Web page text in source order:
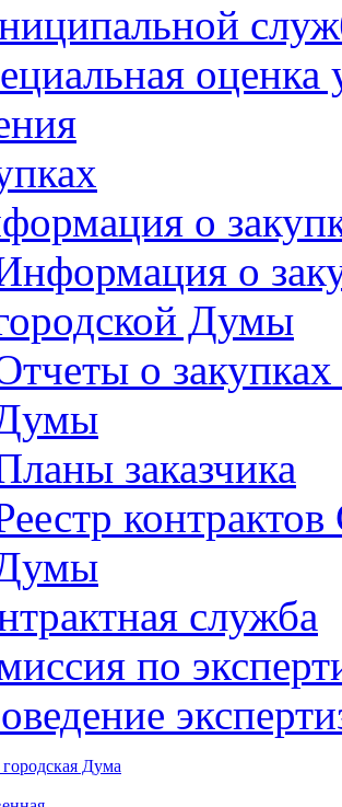
оценка
о
о
Думы
о
заказчика
служба
по